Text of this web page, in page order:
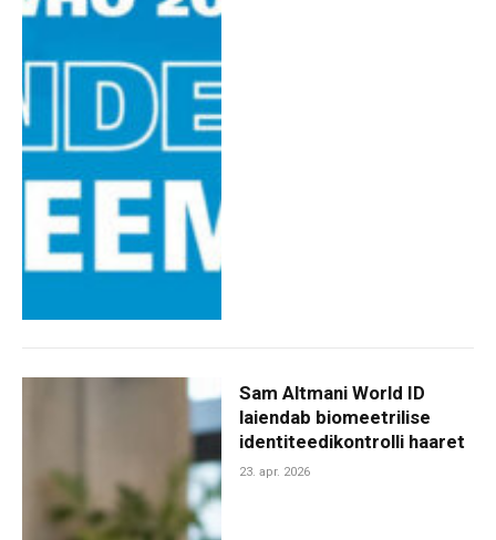
Sam Altmani World ID
laiendab biomeetrilise
identiteedikontrolli haaret
23. apr. 2026